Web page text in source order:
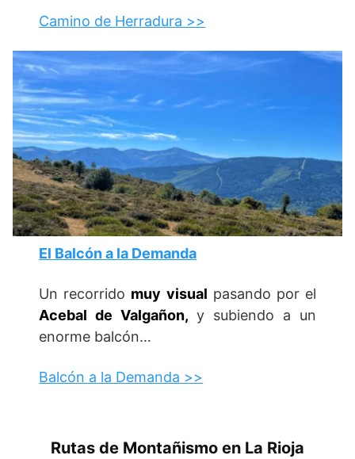
Camino de Herradura >>
El Balcón a la Demanda
Un recorrido muy visual pasando por el
Acebal de Valgañon, y subiendo a un
enorme balcón…
Balcón a la Demanda >>
Rutas de Montañismo en La Rioja